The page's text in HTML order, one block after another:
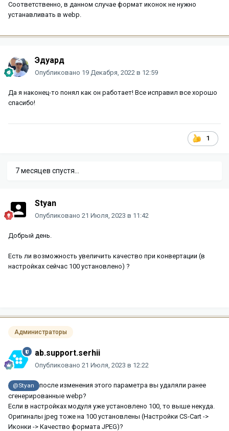
Соответственно, в данном случае формат иконок не нужно
устанавливать в webp.
Эдуард
Опубликовано 19 Декабря, 2022 в 12:59
Да я наконец-то понял как он работает! Все исправил все хорошо
спасибо!
1
7 месяцев спустя...
Styan
Опубликовано 21 Июля, 2023 в 11:42
Добрый день.
Есть ли возможность увеличить качество при конвертации (в
настройках сейчас 100 установлено) ?
Администраторы
ab.support.serhii
Опубликовано 21 Июля, 2023 в 12:22
@Styan
после изменения этого параметра вы удаляли ранее
сгенерированные webp?
Если в настройках модуля уже установлено 100, то выше некуда.
Оригиналы jpeg тоже на 100 установлены (Настройки CS-Cart ->
Иконки -> Качество формата JPEG)?